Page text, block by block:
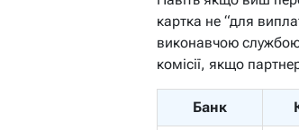
картка не “для
виконавчою
комісії, якщо
Банк